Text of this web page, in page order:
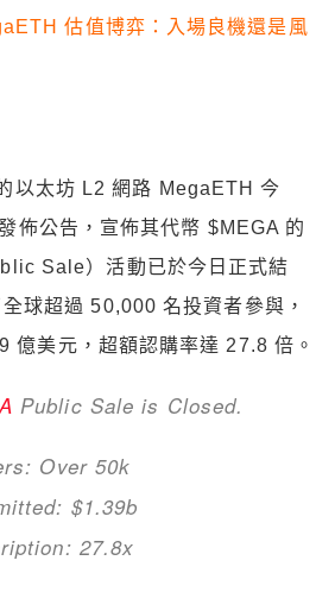
估值博弈：入場良機還是風
以太坊 L2 網路 MegaETH 今
佈公告，宣佈其代幣 $MEGA 的
Sale）活動已於今日正式結
球超過 50,000 名投資者參與，
億美元，超額認購率達 27.8 倍。
Public Sale is Closed.
Over 50k
$1.39b
27.8x